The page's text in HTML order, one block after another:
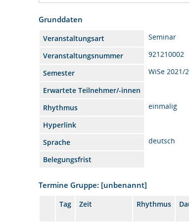
Grunddaten
Veranstaltungsart Seminar
Veranstaltungsnummer
921210002
Semester
WiSe 2021/
Erwartete Teilnehmer/-innen
Rhythmus
einmalig
Hyperlink
Sprache
deutsch
Belegungsfrist
Termine Gruppe: [unbenannt]
Tag Zeit Rhythmus